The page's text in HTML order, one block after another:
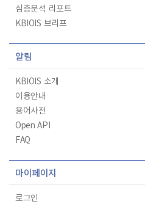
심층분석 리포트
KBIOIS 브리프
알림
KBIOIS 소개
이용안내
용어사전
Open API
FAQ
마이페이지
로그인